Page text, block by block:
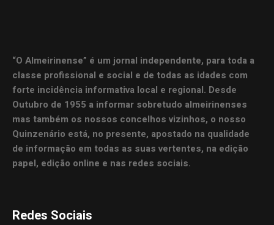
“O Almeirinense” é um jornal independente, para toda a
classe profissional e social e de todas as idades com
forte incidência informativa local e regional. Desde
Outubro de 1955 a informar sobretudo almeirinenses
mas também os nossos concelhos vizinhos, o nosso
Quinzenário está, no presente, apostado na qualidade
de informação em todas as suas vertentes, na edição
papel, edição online e nas redes sociais.
Redes Sociais